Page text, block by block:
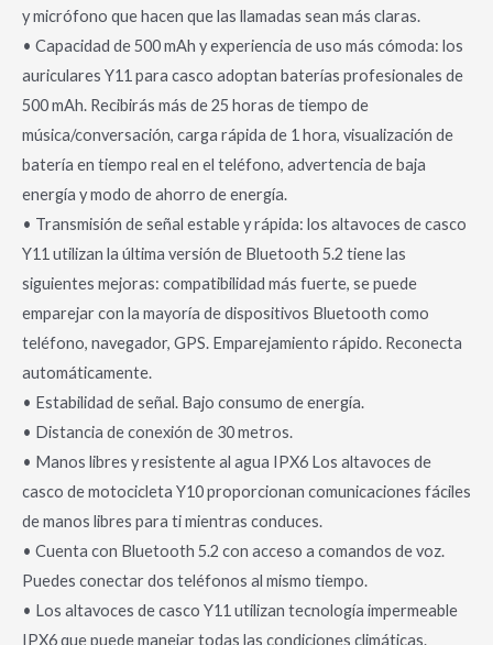
y micrófono que hacen que las llamadas sean más claras.
• Capacidad de 500 mAh y experiencia de uso más cómoda: los
auriculares Y11 para casco adoptan baterías profesionales de
500 mAh. Recibirás más de 25 horas de tiempo de
música/conversación, carga rápida de 1 hora, visualización de
batería en tiempo real en el teléfono, advertencia de baja
energía y modo de ahorro de energía.
• Transmisión de señal estable y rápida: los altavoces de casco
Y11 utilizan la última versión de Bluetooth 5.2 tiene las
siguientes mejoras: compatibilidad más fuerte, se puede
emparejar con la mayoría de dispositivos Bluetooth como
teléfono, navegador, GPS. Emparejamiento rápido. Reconecta
automáticamente.
• Estabilidad de señal. Bajo consumo de energía.
• Distancia de conexión de 30 metros.
• Manos libres y resistente al agua IPX6 Los altavoces de
casco de motocicleta Y10 proporcionan comunicaciones fáciles
de manos libres para ti mientras conduces.
• Cuenta con Bluetooth 5.2 con acceso a comandos de voz.
Puedes conectar dos teléfonos al mismo tiempo.
• Los altavoces de casco Y11 utilizan tecnología impermeable
IPX6 que puede manejar todas las condiciones climáticas.